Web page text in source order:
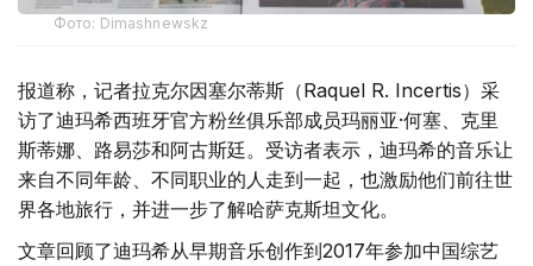
Фото: Dimashnewskz
报道称，记者拉克尔因塞尔蒂斯（Raquel R. Incertis）采
访了迪玛希西班牙官方粉丝俱乐部成员玛丽亚·何塞、克里
斯蒂娜、路易莎和阿古斯廷。受访者表示，迪玛希的音乐让
来自不同年龄、不同职业的人走到一起，也激励他们前往世
界各地旅行，并进一步了解哈萨克斯坦文化。
文章回顾了迪玛希从早期音乐创作到2017年参加中国综艺